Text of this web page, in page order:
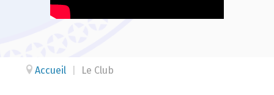
Accueil Le Club